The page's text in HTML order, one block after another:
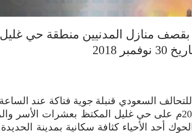
بقصف منازل المدنيين منطقة حي
2018
الموافق 30 نوفمبر 2018م على حي غليل المكتظ بعشرات